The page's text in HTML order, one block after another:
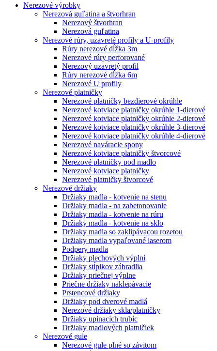
Nerezové výrobky
Nerezová guľatina a štvorhran
Nerezový štvorhran
Nerezová guľatina
Nerezové rúry, uzavreté profily a U-profily
Rúry nerezové dĺžka 3m
Nerezové rúry perforované
Nerezový uzavretý profil
Rúry nerezové dĺžka 6m
Nerezové U profily
Nerezové platničky
Nerezové platničky bezdierové okrúhle
Nerezové kotviace platničky okrúhle 1-dierové
Nerezové kotviace platničky okrúhle 2-dierové
Nerezové kotviace platničky okrúhle 3-dierové
Nerezové kotviace platničky okrúhle 4-dierové
Nerezové naváracie spony
Nerezové kotviace platničky štvorcové
Nerezové platničky pod madlo
Nerezové kotviace platničky
Nerezové platničky štvorcové
Nerezové držiaky
Držiaky madla - kotvenie na stenu
Držiaky madla - na zabetonovanie
Držiaky madla - kotvenie na rúru
Držiaky madla - kotvenie na sklo
Držiaky madla so zaklipávacou rozetou
Držiaky madla vypaľované laserom
Podpery madla
Držiaky plechových výplní
Držiaky stĺpikov zábradlia
Držiaky priečnej výplne
Priečne držiaky naklepávacie
Prstencové držiaky
Držiaky pod dverové madlá
Nerezové držiaky skla/platničky
Držiaky upínacích trubíc
Držiaky madlových platničiek
Nerezové gule
Nerezové gule plné so závitom